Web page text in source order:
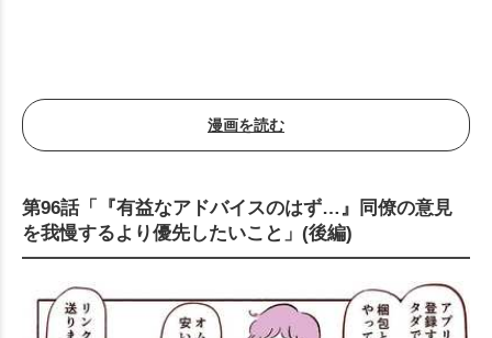
漫画を読む
第96話「『有益なアドバイスのはず…』同僚の意見
を我慢するより優先したいこと」(後編)